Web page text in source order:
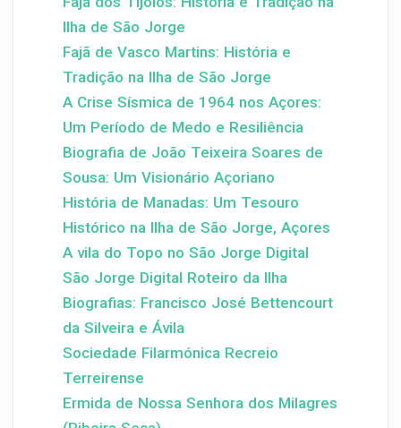
Ilha de São Jorge
Fajã de Vasco Martins: História e
Tradição na Ilha de São Jorge
A Crise Sísmica de 1964 nos Açores:
Um Período de Medo e Resiliência
Biografia de João Teixeira Soares de
Sousa: Um Visionário Açoriano
História de Manadas: Um Tesouro
Histórico na Ilha de São Jorge, Açores
A vila do Topo no São Jorge Digital
São Jorge Digital Roteiro da Ilha
Biografias: Francisco José Bettencourt
da Silveira e Ávila
Sociedade Filarmónica Recreio
Terreirense
Ermida de Nossa Senhora dos Milagres